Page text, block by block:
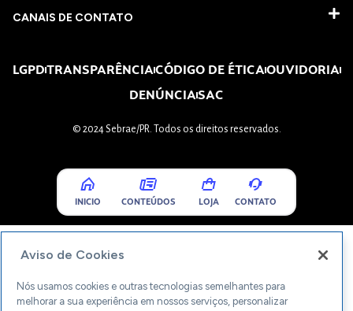
CANAIS DE CONTATO
LGPDTRANSPARÊNCIACÓDIGO DE ÉTICAOUVIDORIA
DENÚNCIASAC
© 2024 Sebrae/PR. Todos os direitos reservados.
INICIO CONTEÚDOS LOJA CONTATO
Aviso de Cookies
Nós usamos cookies e outras tecnologias semelhantes para
melhorar a sua experiência em nossos serviços, personalizar